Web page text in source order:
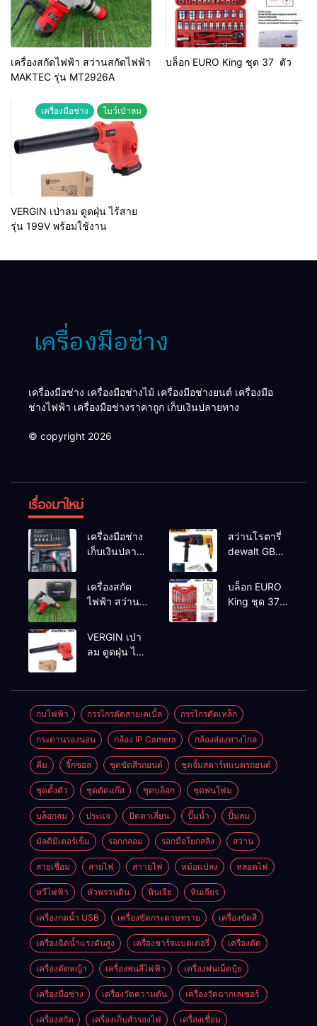
เครื่องสกัดไฟฟ้า สว่านสกัดไฟฟ้า
MAKTEC รุ่น MT2926A
บล็อก EURO King ชุด 37 ตัว
เครื่องมือช่าง โบว์เป่าลม
VERGIN เป่าลม ดูดฝุ่น ไร้สาย
รุ่น 199V พร้อมใช้งาน
เครื่องมือช่าง เครื่องมือช่างไม้ เครื่องมือช่างยนต์ เครื่องมือ
ช่างไฟฟ้า เครื่องมือช่างราคาถูก เก็บเงินปลายทาง
© copyright 2026
เรื่องมาใหม่
เครื่องมือช่าง
เก็บเงินปลาย
สว่านโรตารี่
dewalt GBH
2-26 DFR ทุ่น
ทองแดงแท้
100%
เครื่องสกัด
ไฟฟ้า สว่าน
MAKTEC รุ่น MT2926A
บล็อก EURO
King ชุด 37
VERGIN เป่า
ลม ดูดฝุ่น ไร้
กบไฟฟ้า กรรไกรตัดสายเคเบิ้ล กรรไกรตัดเหล็ก
กระดานรองนอน กล้อง IP Camera กล้องส่องทางไกล
คีม จิ๊กซอล ชุดขัดสีรถยนต์​ ชุดจั้มสตาร์ทแบตรถยนต์
ชุดตั้งตัว ชุดตัดแก๊ส ชุดบล็อก ชุดพ่นโฟม
บล็อกลม ประแจ ปัตตาเลี่ยน ปั๊มน้ำ ปั้มลม
มัลติมิเตอร์เข็ม รอกกลอม รอกมือโยกสลิง สว่าน
สายเชื่อม สายไฟ สาายไฟ หม้อแปลง หลอดไฟ
หวีไฟฟ้า หัวพรวนดิน หินเจีย หินเจียร
เครื่องกดน้ำ USB เครื่องขัดกระดาษทราย เครื่องขัดสี
เครื่องฉีดน้ำแรงดันสูง เครื่องชาร์จแบตเตอรี่ เครื่องตัด
เครื่องตัดหญ้า เครื่องพ่นสีไฟฟ้า เครื่องพ่นเม็ดปุ๋ย
เครื่องมือช่าง เครื่องวัดความดัน เครื่องวัดฉากเลเซอร์
เครื่องสกัด เครื่องเก็บสํารองไฟ เครื่องเชื่อม